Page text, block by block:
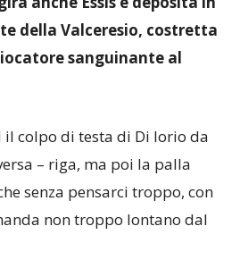
della Valceresio, costretta
sanguinante al
colpo di testa di Di Iorio da
– riga, ma poi la palla
senza pensarci troppo, con
non troppo lontano dal